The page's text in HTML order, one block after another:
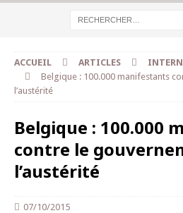
ACCUEIL ARTICLES
Belgique : 100.000 manifestants
l’austérité
Belgique : 100.000
contre le
l’austérité
07/10/2015